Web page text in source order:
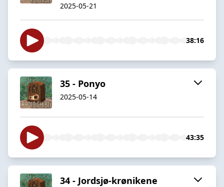
2025-05-21
38:16
35 - Ponyo
2025-05-14
43:35
34 - Jordsjø-krønikene